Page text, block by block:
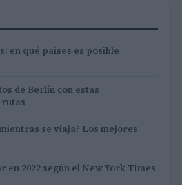
en qué países es posible
de Berlín con estas
rutas
se viaja? Los mejores
2022 según el New York Times